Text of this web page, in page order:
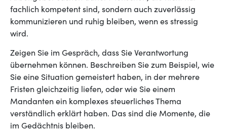
fachlich kompetent sind, sondern auch zuverlässig
kommunizieren und ruhig bleiben, wenn es stressig
wird.
Zeigen Sie im Gespräch, dass Sie Verantwortung
übernehmen können. Beschreiben Sie zum Beispiel, wie
Sie eine Situation gemeistert haben, in der mehrere
Fristen gleichzeitig liefen, oder wie Sie einem
Mandanten ein komplexes steuerliches Thema
verständlich erklärt haben. Das sind die Momente, die
im Gedächtnis bleiben.